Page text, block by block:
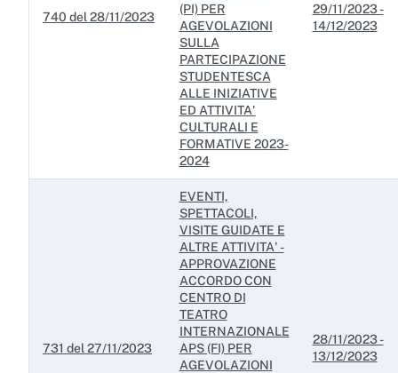
740 del 28/11/2023
(PI) PER
AGEVOLAZIONI
SULLA
PARTECIPAZIONE
STUDENTESCA
ALLE INIZIATIVE
ED ATTIVITA'
CULTURALI E
FORMATIVE 2023-
2024
29/11/2023 -
14/12/2023
731 del 27/11/2023
EVENTI,
SPETTACOLI,
VISITE GUIDATE E
ALTRE ATTIVITA' -
APPROVAZIONE
ACCORDO CON
CENTRO DI
TEATRO
INTERNAZIONALE
APS (FI) PER
AGEVOLAZIONI
28/11/2023 -
13/12/2023